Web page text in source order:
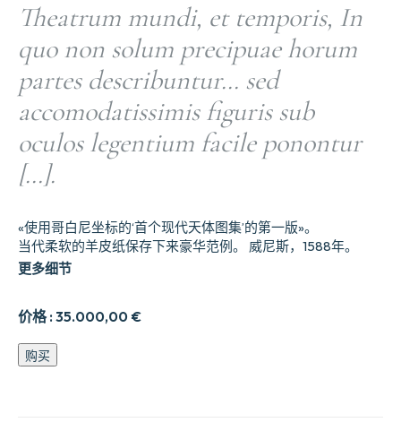
Theatrum mundi, et temporis, In
quo non solum precipuae horum
partes describuntur… sed
accomodatissimis figuris sub
oculos legentium facile ponontur
[…].
价格 :35.000,00 €
«使用哥白尼坐标的‘首个现代天体图集’的第一版»。
当代柔软的羊皮纸保存下来豪华范例。 威尼斯，1588年。
更多细节
Theatrum
mundi,
购买